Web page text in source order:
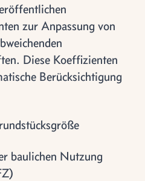
zur Anpassung von
Diese Koeffizienten
Berücksichtigung
baulichen Nutzung